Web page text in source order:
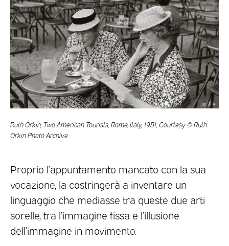
Ruth Orkin, Two American Tourists, Rome, Italy, 1951, Courtesy © Ruth
Orkin Photo Archive
Proprio l’appuntamento mancato con la sua
vocazione, la costringerà a inventare un
linguaggio che mediasse tra queste due arti
sorelle, tra l’immagine fissa e l’illusione
dell’immagine in movimento.